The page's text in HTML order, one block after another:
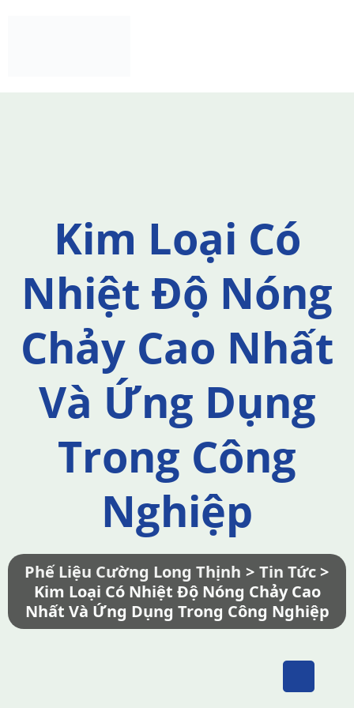
Kim Loại Có
Nhiệt Độ Nóng
Chảy Cao Nhất
Và Ứng Dụng
Trong Công
Nghiệp
Phế Liệu Cường Long Thịnh > Tin Tức>
Kim Loại Có Nhiệt Độ Nóng Chảy Cao
Nhất Và Ứng Dụng Trong Công Nghiệp